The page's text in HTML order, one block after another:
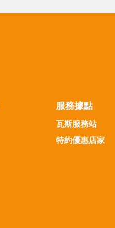
服務據點
瓦斯服務站
特約優惠店家